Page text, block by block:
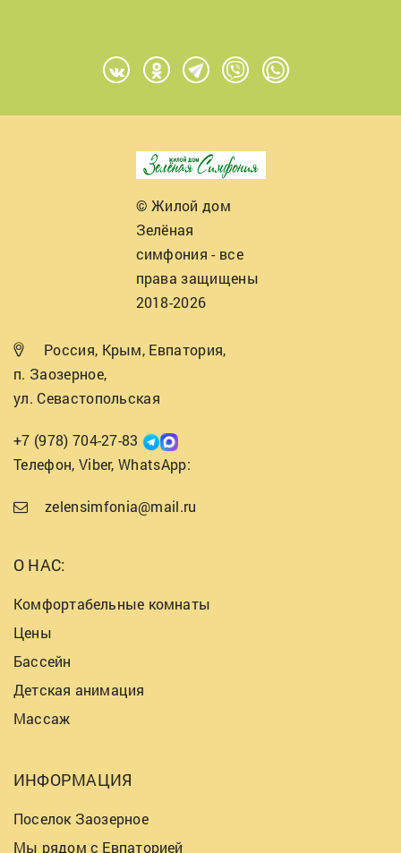
© Жилой дом
Зелёная
симфония - все
права защищены
2018-2026
Россия, Крым, Евпатория,
п. Заозерное,
ул. Севастопольская
+7 (978) 704-27-83
Телефон, Viber, WhatsApp:
zelensimfonia@mail.ru
О НАС:
Комфортабельные комнаты
Цены
Бассейн
Детская анимация
Массаж
ИНФОРМАЦИЯ
Поселок Заозерное
Мы рядом с Евпаторией